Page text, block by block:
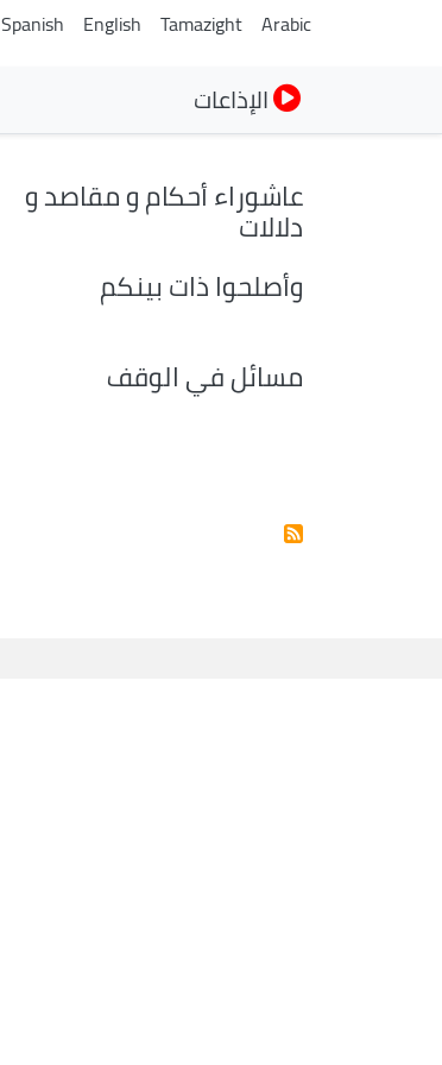
Arabic
Tamazight
English
Spanish
الإذاعات
عاشوراء أحكام و مقاصد و
دلالات
وأصلحوا ذات بينكم
مسائل في الوقف